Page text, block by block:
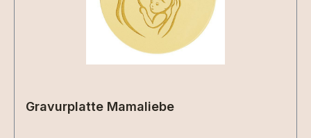
Gravurplatte Mamaliebe